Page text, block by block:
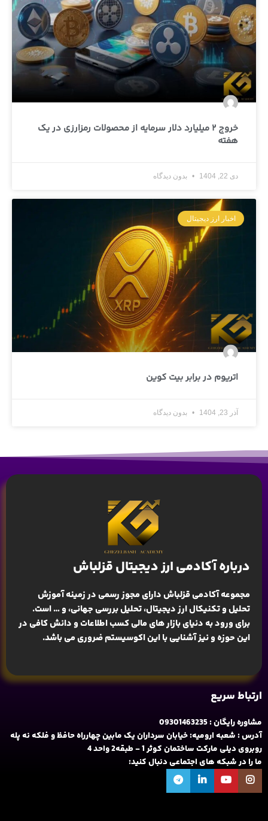
خروج 2 میلیارد دلار سرمایه از محصولات رمزارزی در یک
هفته
دی 22, 1404 بدون دیدگاه
اخبار ارز دیجیتال
اتریوم در برابر بیت کوین
آذر 23, 1404 بدون دیدگاه
درباره آکادمی ارز دیجیتال قزلباش
مجموعه آکادمی قزلباش دارای مجوز رسمی در زمینهآموزش
تحلیل و تکنیکال ارز دیجیتال، تحلیل بررسی جهانی، و … است.
برای ورود به دنیای بازار های مالی کسب اطلاعات و دانش کافی در
این حوزه و نیز آشنایی با این اکوسیستم ضروری می باشد.
ارتباط سریع
مشاوره رایگان : 09301463235
آدرس : شعبه ارومیه: خیابان سرداران یک مابین چهارراه حافظ و فلکه نه پله
روبروی دیلی مارکت ساختمان کوثر 1 - طبقه2 واحد 4
ما را در شبکه های اجتماعی دنبال کنید: